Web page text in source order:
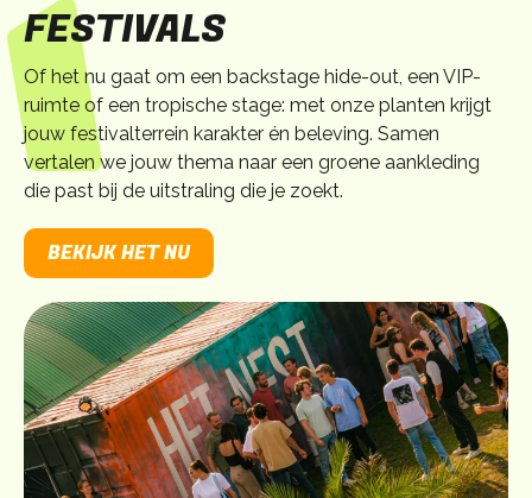
FESTIVALS
Of het nu gaat om een backstage hide-out, een VIP-
ruimte of een tropische stage: met onze planten krijgt
jouw festivalterrein karakter én beleving. Samen
vertalen we jouw thema naar een groene aankleding
die past bij de uitstraling die je zoekt.
BEKIJK HET NU